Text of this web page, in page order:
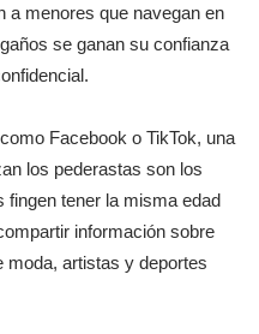
a menores que navegan en
se ganan su confianza
Facebook o TikTok, una
los pederastas son los
fingen tener la misma edad
información sobre
artistas y deportes